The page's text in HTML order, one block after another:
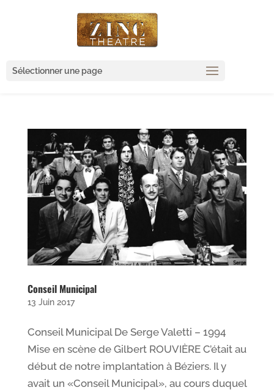
Sélectionner une page
Conseil Municipal
13 Juin 2017
Conseil Municipal De Serge Valetti – 1994
Mise en scène de Gilbert ROUVIÈRE C’était au
début de notre implantation à Béziers. Il y
avait un «Conseil Municipal», au cours duquel